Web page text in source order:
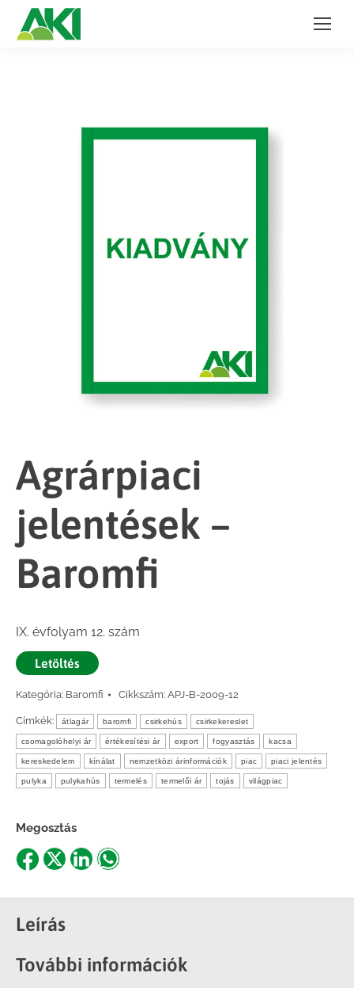
Agrárpiaci
jelentések –
Baromfi
IX. évfolyam 12. szám
Letöltés
Kategória: Baromfi Cikkszám: APJ-B-2009-12
Címkék: átlagár baromfi csirkehús csirkekereslet
csomagolóhelyi ár értékesítési ár export fogyasztás kacsa
kereskedelem kínálat nemzetközi árinformációk piac piaci jelentés
pulyka pulykahús termelés termelői ár tojás világpiac
Megosztás
Share
Facebook
Share
X
ShareShare
Leírás
További információk